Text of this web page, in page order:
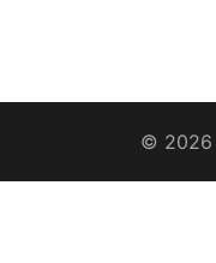
© 2026